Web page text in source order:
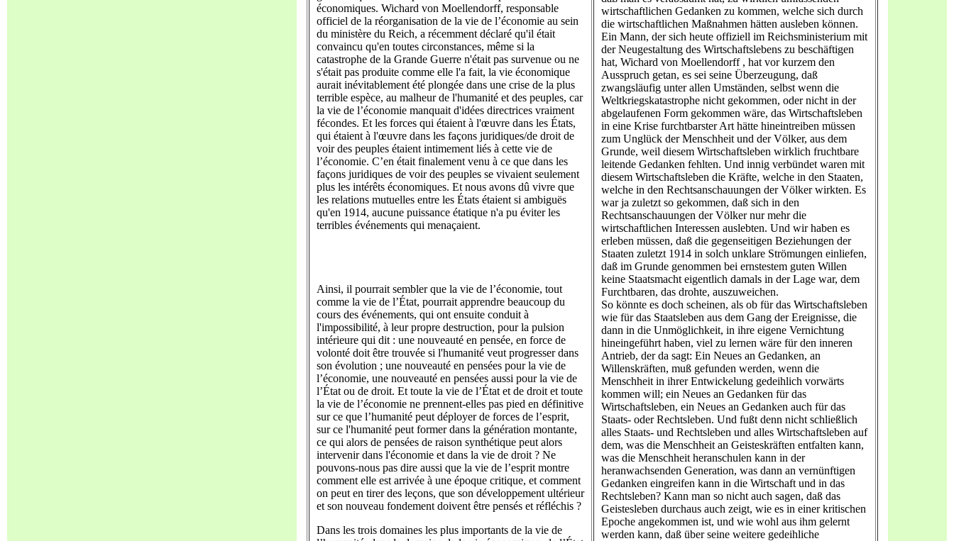
économiques. Wichard von Moellendorff, responsable
officiel de la réorganisation de la vie de l’économie au sein
du ministère du Reich, a récemment déclaré qu'il était
convaincu qu'en toutes circonstances, même si la
catastrophe de la Grande Guerre n'était pas survenue ou ne
s'était pas produite comme elle l'a fait, la vie économique
aurait inévitablement été plongée dans une crise de la plus
terrible espèce, au malheur de l'humanité et des peuples, car
la vie de l’économie manquait d'idées directrices vraiment
fécondes. Et les forces qui étaient à l'œuvre dans les États,
qui étaient à l'œuvre dans les façons juridiques/de droit de
voir des peuples étaient intimement liés à cette vie de
l’économie. C’en était finalement venu à ce que dans les
façons juridiques de voir des peuples se vivaient seulement
plus les intérêts économiques. Et nous avons dû vivre que
les relations mutuelles entre les États étaient si ambiguës
qu'en 1914, aucune puissance étatique n'a pu éviter les
terribles événements qui menaçaient.
Ainsi, il pourrait sembler que la vie de l’économie, tout
comme la vie de l’État, pourrait apprendre beaucoup du
cours des événements, qui ont ensuite conduit à
l'impossibilité, à leur propre destruction, pour la pulsion
intérieure qui dit : une nouveauté en pensée, en force de
volonté doit être trouvée si l'humanité veut progresser dans
son évolution ; une nouveauté en pensées pour la vie de
l’économie, une nouveauté en pensées aussi pour la vie de
l’État ou de droit. Et toute la vie de l’État et de droit et toute
la vie de l’économie ne prennent-elles pas pied en définitive
sur ce que l’humanité peut déployer de forces de l’esprit,
sur ce l'humanité peut former dans la génération montante,
ce qui alors de pensées de raison synthétique peut alors
intervenir dans l'économie et dans la vie de droit ? Ne
pouvons-nous pas dire aussi que la vie de l’esprit montre
comment elle est arrivée à une époque critique, et comment
on peut en tirer des leçons, que son développement ultérieur
et son nouveau fondement doivent être pensés et réfléchis ?
Dans les trois domaines les plus importants de la vie de
wirtschaftlichen Gedanken zu kommen, welche sich durch
die wirtschaftlichen Maßnahmen hätten ausleben können.
Ein Mann, der sich heute offiziell im Reichsministerium mit
der Neugestaltung des Wirtschaftslebens zu beschäftigen
hat, Wichard von Moellendorff , hat vor kurzem den
Ausspruch getan, es sei seine Überzeugung, daß
zwangsläufig unter allen Umständen, selbst wenn die
Weltkriegskatastrophe nicht gekommen, oder nicht in der
abgelaufenen Form gekommen wäre, das Wirtschaftsleben
in eine Krise furchtbarster Art hätte hineintreiben müssen
zum Unglück der Menschheit und der Völker, aus dem
Grunde, weil diesem Wirtschaftsleben wirklich fruchtbare
leitende Gedanken fehlten. Und innig verbündet waren mit
diesem Wirtschaftsleben die Kräfte, welche in den Staaten,
welche in den Rechtsanschauungen der Völker wirkten. Es
war ja zuletzt so gekommen, daß sich in den
Rechtsanschauungen der Völker nur mehr die
wirtschaftlichen Interessen auslebten. Und wir haben es
erleben müssen, daß die gegenseitigen Beziehungen der
Staaten zuletzt 1914 in solch unklare Strömungen einliefen,
daß im Grunde genommen bei ernstestem guten Willen
keine Staatsmacht eigentlich damals in der Lage war, dem
Furchtbaren, das drohte, auszuweichen.
So könnte es doch scheinen, als ob für das Wirtschaftsleben
wie für das Staatsleben aus dem Gang der Ereignisse, die
dann in die Unmöglichkeit, in ihre eigene Vernichtung
hineingeführt haben, viel zu lernen wäre für den inneren
Antrieb, der da sagt: Ein Neues an Gedanken, an
Willenskräften, muß gefunden werden, wenn die
Menschheit in ihrer Entwickelung gedeihlich vorwärts
kommen will; ein Neues an Gedanken für das
Wirtschaftsleben, ein Neues an Gedanken auch für das
Staats- oder Rechtsleben. Und fußt denn nicht schließlich
alles Staats- und Rechtsleben und alles Wirtschaftsleben auf
dem, was die Menschheit an Geisteskräften entfalten kann,
was die Menschheit heranschulen kann in der
heranwachsenden Generation, was dann an vernünftigen
Gedanken eingreifen kann in die Wirtschaft und in das
Rechtsleben? Kann man so nicht auch sagen, daß das
Geistesleben durchaus auch zeigt, wie es in einer kritischen
Epoche angekommen ist, und wie wohl aus ihm gelernt
werden kann, daß über seine weitere gedeihliche